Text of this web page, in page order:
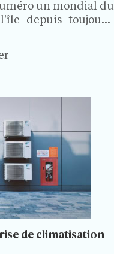
un mondial du
depuis toujours.
la Corse forme
de climatisation